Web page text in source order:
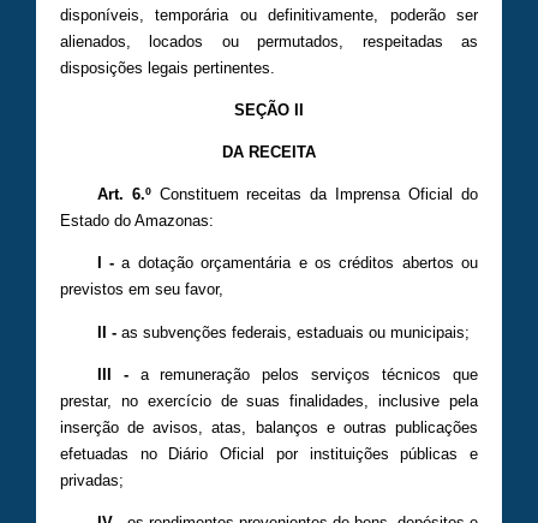
disponíveis, temporária ou definitivamente, poderão ser
alienados, locados ou permutados, respeitadas as
disposições legais pertinentes.
SEÇÃO II
DA RECEITA
Art. 6.ºConstituem receitas da Imprensa Oficial do
Estado do Amazonas:
I - a dotação orçamentária e os créditos abertos ou
previstos em seu favor,
II -as subvenções federais, estaduais ou municipais;
III -a remuneração pelos serviços técnicos que
prestar, no exercício de suas finalidades, inclusive pela
inserção de avisos, atas, balanços e outras publicações
efetuadas no Diário Oficial por instituições públicas e
privadas;